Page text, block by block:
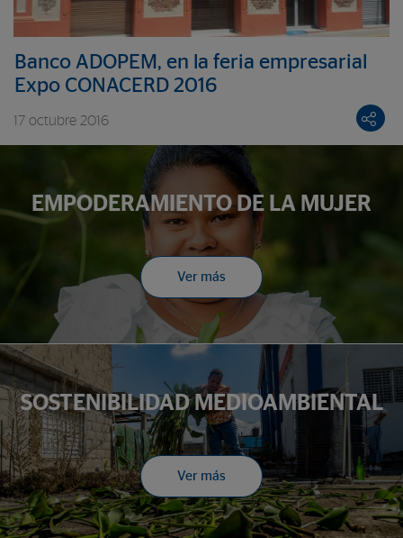
Banco ADOPEM, en la feria empresarial
Expo CONACERD 2016
17 octubre 2016
EMPODERAMIENTO DE LA MUJER
Ver más
SOSTENIBILIDAD MEDIOAMBIENTAL
Ver más